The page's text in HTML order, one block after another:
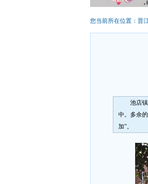
您当前所在位置： 晋
池店
中。多余
加”。